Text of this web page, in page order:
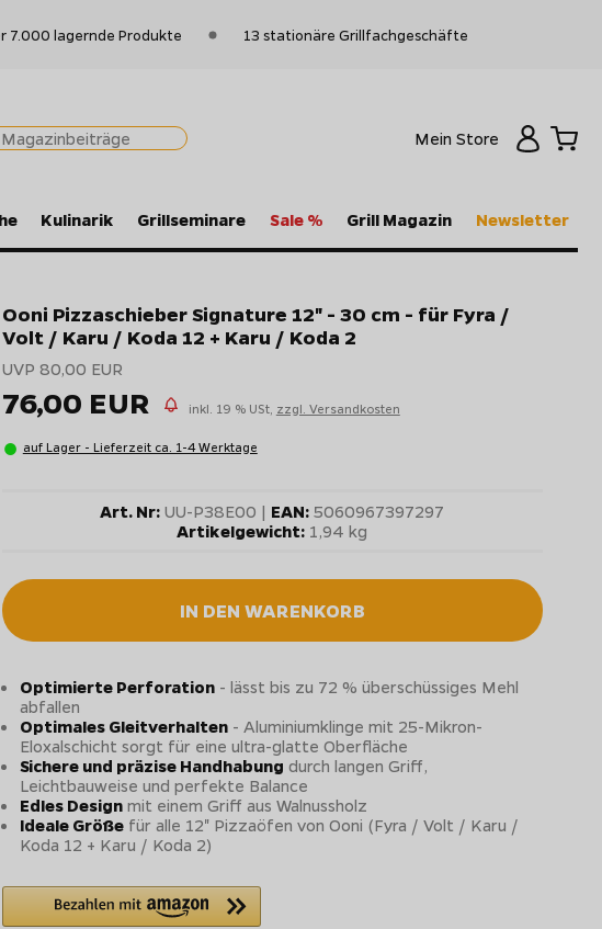
7.000 lagernde Produkte 13 stationäre Grillfachgeschäfte
Mein Store
Kulinarik Grillseminare Sale % Grill Magazin Newsletter
Ooni Pizzaschieber Signature 12" - 30 cm - für Fyra /
Volt / Karu / Koda 12 + Karu / Koda 2
UVP 80,00 EUR
76,00 EUR inkl. 19 % USt, zzgl. Versandkosten
auf Lager - Lieferzeit ca. 1-4 Werktage
Art. Nr: UU-P38E00 | EAN: 5060967397297
Artikelgewicht: 1,94 kg
IN DEN WARENKORB
Optimierte Perforation- lässt bis zu 72 % überschüssiges Mehl
abfallen
Optimales Gleitverhalten- Aluminiumklinge mit 25-Mikron-
Eloxalschicht sorgt für eine ultra-glatte Oberfläche
Sichere und präzise Handhabung durch langen Griff,
Leichtbauweise und perfekte Balance
Edles Designmit einem Griff aus Walnussholz
Ideale Größefür alle 12" Pizzaöfen von Ooni (Fyra / Volt / Karu /
Koda 12 + Karu / Koda 2)